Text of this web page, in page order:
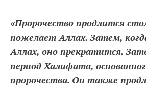
«Пророчество продлится
пожелает Аллах. Затем,
Аллах, оно прекратится.
период Халифата,
пророчества. Он также